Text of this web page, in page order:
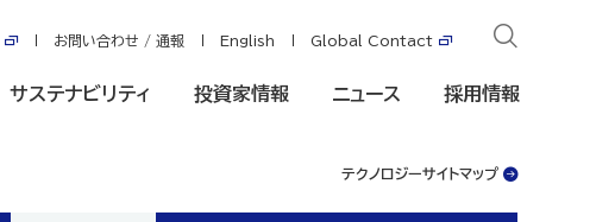
お問い合わせ / 通報 English Global Contact
サステナビリティ 投資家情報 ニュース 採用情報
テクノロジーサイトマップ